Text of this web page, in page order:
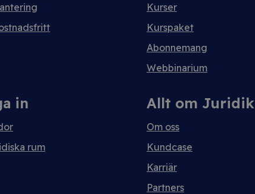
Kurser
Kurspaket
Abonnemang
Webbinarium
in
rum
Allt om Juridik
Om oss
Kundcase
Karriär
Partners